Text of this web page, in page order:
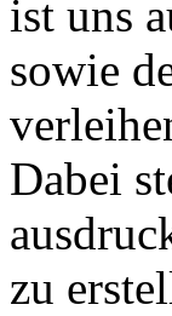
ist uns
sowie
Dabei
zu